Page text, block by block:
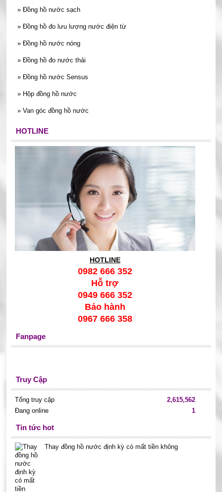
khách hàng như ban quản lý, chủ đầu tư, đơn vị vận hành,
“nước có đủ dùng hay không”. Điều đáng lo hơn là hệ thống
có đang vận hành ổn định không, việc đo đếm có còn phù
một lựa chọn đáng cân nhắc khi doanh nghiệp cần giải pháp
vừa gọn, vừa phù hợp cho điều kiện lắp đặt thực tế, đặc biệt
bộ.
» Đồng hồ nước sạch
» Đồng hồ đo lưu lượng nước điện từ
» Đồng hồ nước nóng
» Đồng hồ đo nước thải
» Đồng hồ nước Sensus
» Hộp đồng hồ nước
» Van góc đồng hồ nước
HOTLINE
HOTLINE
0982 666 352
Hỗ trợ
0949 666 352
Bảo hành
0967 666 358
Fanpage
Truy Cập
Tổng truy cập
2,615,562
Đang online
1
Tin tức hot
Thay đồng hồ nước định kỳ có mất tiền không